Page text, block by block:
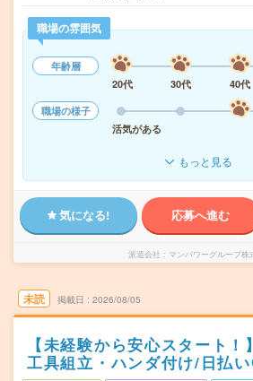
職場の雰囲気
年齢層
20代
30代 40代
職場の様子
活気がある
もっと見る
気になる! 応募へ進む
派遣会社 マンパワーグループ株
未読 掲載日 2026/08/05
【未経験から安心スタート
工具組立・ハンダ付け/日払